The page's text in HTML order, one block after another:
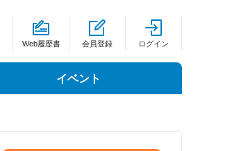
Web履歴書 会員登録 ログイン
イベント